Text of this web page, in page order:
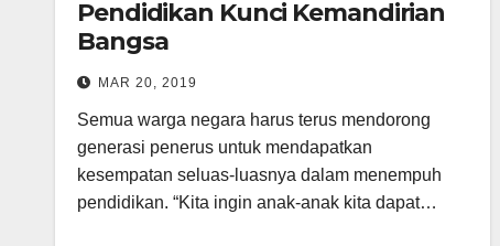
Pendidikan Kunci Kemandirian
Bangsa
MAR 20, 2019
Semua warga negara harus terus mendorong
generasi penerus untuk mendapatkan
kesempatan seluas-luasnya dalam menempuh
pendidikan. “Kita ingin anak-anak kita dapat…